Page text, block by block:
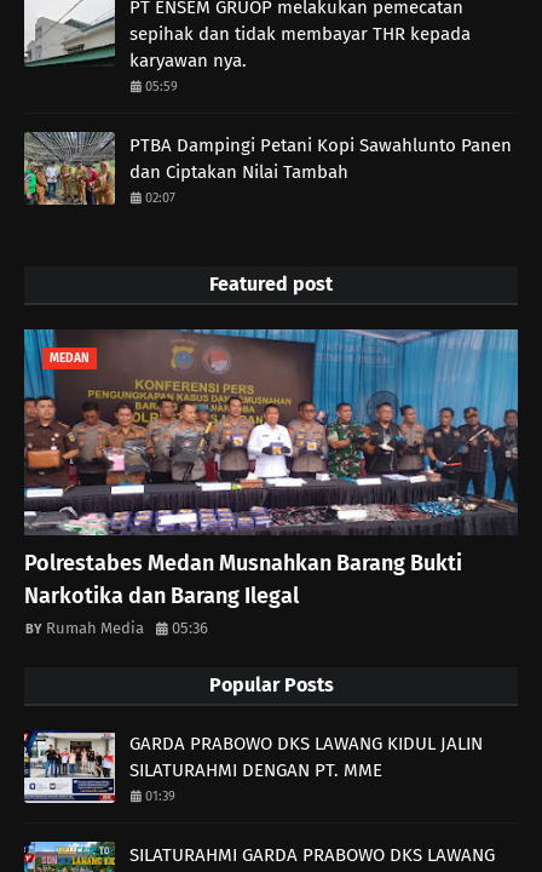
PT ENSEM GRUOP melakukan pemecatan
sepihak dan tidak membayar THR kepada
karyawan nya.
05:59
PTBA Dampingi Petani Kopi Sawahlunto Panen
dan Ciptakan Nilai Tambah
02:07
Featured post
MEDAN
Polrestabes Medan Musnahkan Barang Bukti
Narkotika dan Barang Ilegal
Rumah Media 05:36
Popular Posts
GARDA PRABOWO DKS LAWANG KIDUL JALIN
SILATURAHMI DENGAN PT. MME
01:39
SILATURAHMI GARDA PRABOWO DKS LAWANG